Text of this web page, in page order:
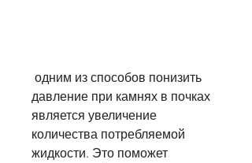
давление при камнях в почках
является увеличение
количества потребляемой
жидкости. Это поможет